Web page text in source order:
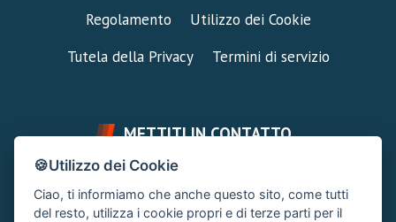
Regolamento
Utilizzo dei Cookie
Tutela della Privacy
Termini di servizio
METTITI IN CONTATTO
FAI UNA DOMANDA
Chiedi un Consiglio
Area Ticket
🍪Utilizzo dei Cookie
Ciao, ti informiamo che anche questo sito, come tutti
del resto, utilizza i cookie propri e di terze parti per il